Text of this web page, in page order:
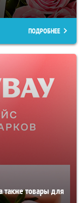
ПОДРОБНЕЕ
также товары для